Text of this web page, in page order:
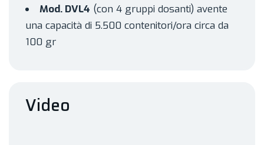
Mod. DVL4 (con 4 gruppi dosanti) avente
una capacità di 5.500 contenitori/ora circa da
100 gr
Video